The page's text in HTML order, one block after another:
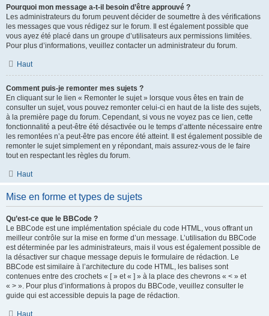
Pourquoi mon message a-t-il besoin d’être approuvé ?
Les administrateurs du forum peuvent décider de soumettre à des vérifications
les messages que vous rédigez sur le forum. Il est également possible que
vous ayez été placé dans un groupe d’utilisateurs aux permissions limitées.
Pour plus d’informations, veuillez contacter un administrateur du forum.
Haut
Comment puis-je remonter mes sujets ?
En cliquant sur le lien « Remonter le sujet » lorsque vous êtes en train de
consulter un sujet, vous pouvez remonter celui-ci en haut de la liste des sujets,
à la première page du forum. Cependant, si vous ne voyez pas ce lien, cette
fonctionnalité a peut-être été désactivée ou le temps d’attente nécessaire entre
les remontées n’a peut-être pas encore été atteint. Il est également possible de
remonter le sujet simplement en y répondant, mais assurez-vous de le faire
tout en respectant les règles du forum.
Haut
Mise en forme et types de sujets
Qu’est-ce que le BBCode ?
Le BBCode est une implémentation spéciale du code HTML, vous offrant un
meilleur contrôle sur la mise en forme d’un message. L’utilisation du BBCode
est déterminée par les administrateurs, mais il vous est également possible de
la désactiver sur chaque message depuis le formulaire de rédaction. Le
BBCode est similaire à l’architecture du code HTML, les balises sont
contenues entre des crochets « [ » et « ] » à la place des chevrons « < » et
« > ». Pour plus d’informations à propos du BBCode, veuillez consulter le
guide qui est accessible depuis la page de rédaction.
Haut